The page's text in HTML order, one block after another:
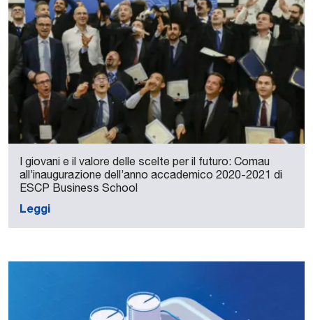
I giovani e il valore delle scelte per il futuro: Comau
all’inaugurazione dell’anno accademico 2020-2021 di
ESCP Business School
Leggi